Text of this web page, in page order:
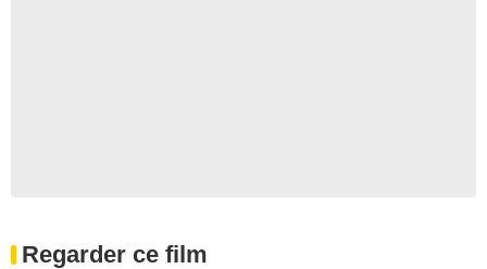
Regarder ce film